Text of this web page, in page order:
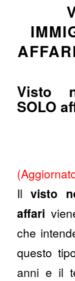
Visto
SOLO
Ilvisto
affari
che
questo
anni e il